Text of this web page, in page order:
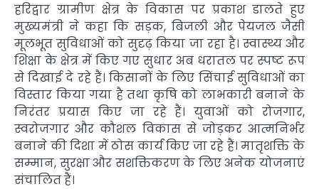
हरिद्वार ग्रामीण क्षेत्र के विकास पर प्रकाश डालते हुए
मुख्यमंत्री ने कहा कि सड़क, बिजली और पेयजल जैसी
मूलभूत सुविधाओं को सुदृढ़ किया जा रहा है। स्वास्थ्य और
शिक्षा के क्षेत्र में किए गए सुधार अब धरातल पर स्पष्ट रूप
से दिखाई दे रहे हैं। किसानों के लिए सिंचाई सुविधाओं का
विस्तार किया गया है तथा कृषि को लाभकारी बनाने के
निरंतर प्रयास किए जा रहे हैं। युवाओं को रोजगार,
स्वरोजगार और कौशल विकास से जोड़कर आत्मनिर्भर
बनाने की दिशा में ठोस कार्य किए जा रहे हैं। मातृशक्ति के
सम्मान, सुरक्षा और सशक्तिकरण के लिए अनेक योजनाएं
संचालित हैं।